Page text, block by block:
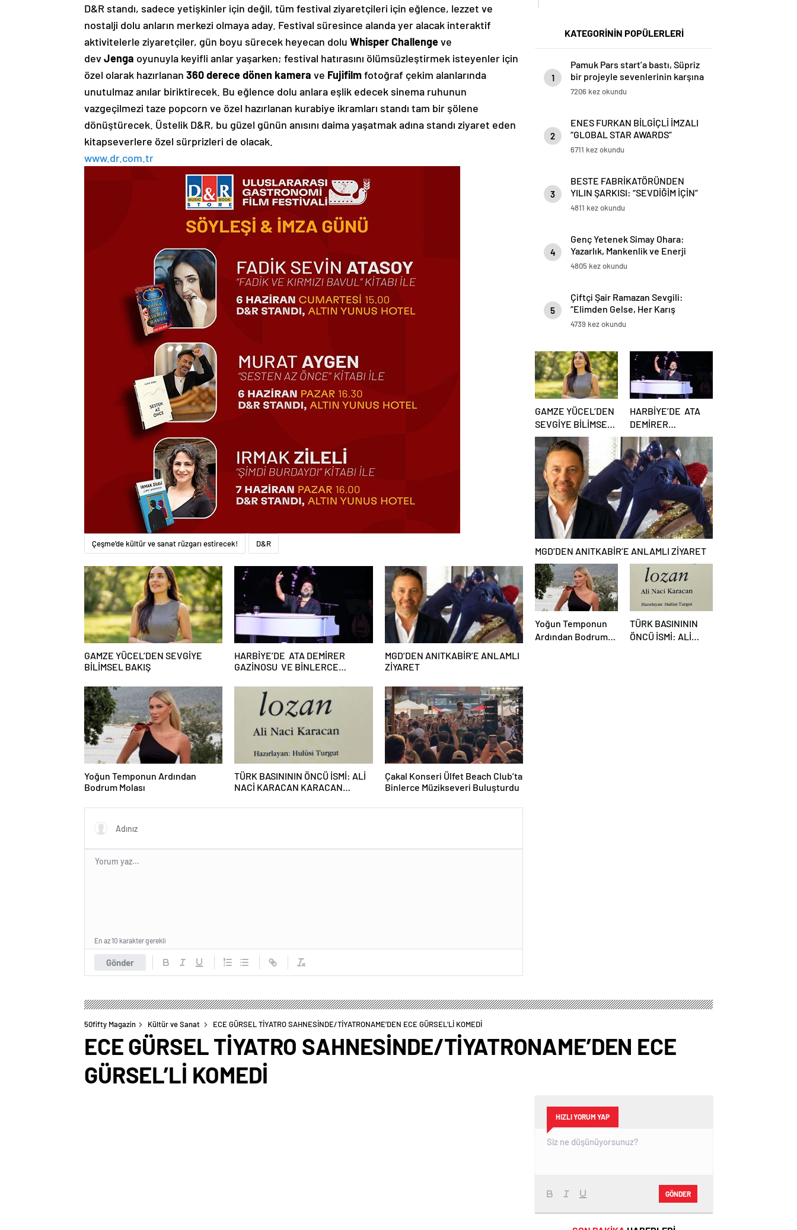
D&R standı, sadece yetişkinler için değil, tüm festival ziyaretçileri için eğlence, lezzet ve
nostalji dolu anların merkezi olmaya aday. Festival süresince alanda yer alacak interaktif
aktivitelerle ziyaretçiler, gün boyu sürecek heyecan dolu Whisper Challengeve
devJenga oyunuyla keyifli anlar yaşarken; festival hatırasını ölümsüzleştirmek isteyenler için
özel olarak hazırlanan 360 derece dönen kamera ve Fujifilmfotoğraf çekim alanlarında
unutulmaz anılar biriktirecek. Bu eğlence dolu anlara eşlik edecek sinema ruhunun
vazgeçilmezi taze popcorn ve özel hazırlanan kurabiye ikramları standı tam bir şölene
dönüştürecek. Üstelik D&R, bu güzel günün anısını daima yaşatmak adına standı ziyaret eden
kitapseverlere özel sürprizleri de olacak.
www.dr.com.tr
Çeşme’de kültür ve sanat rüzgarı estirecek! D&R
GAMZE YÜCEL’DEN SEVGİYE
BİLİMSEL BAKIŞ
HARBİYE’DE ATA DEMİRER
GAZİNOSU VE BİNLERCE
MGD’DEN ANITKABİR’E ANLAMLI
ZİYARET
Yoğun Temponun Ardından
Bodrum Molası
TÜRK BASINININ ÖNCÜ İSMİ: ALİ
NACİ KARACAN KARACAN
KULLANDI
Çakal Konseri Ülfet Beach Club’ta
Binlerce Müzikseveri Buluşturdu
Gönder
En az 10 karakter gerekli
KATEGORİNİN POPÜLERLERİ
1
Pamuk Pars start’a bastı, Süpriz
bir projeyle sevenlerinin karşına
cıkmaya hazırlanıyor
7206 kez okundu
2
ENES FURKAN BİLGİÇLİ İMZALI
“GLOBAL STAR AWARDS”
GÖRKEMLİ TÖRENLE
6711 kez okundu
3
BESTE FABRİKATÖRÜNDEN
YILIN ŞARKISI: “SEVDİĞİM İÇİN”
4811 kez okundu
4
Genç Yetenek Simay Ohara:
Yazarlık, Mankenlik ve Enerji
Terapisinde Yeni Ufuklar Açıyor
4805 kez okundu
5
Çiftçi Şair Ramazan Sevgili:
“Elimden Gelse, Her Karış
Toprağa Buğday Eker Gibi Kitap
4739 kez okundu
GAMZE YÜCEL’DEN
SEVGİYE BİLİMSEL
BAKIŞ
HARBİYE’DE ATA
DEMİRER
GAZİNOSU VE
BİNLERCE
KAHKAHA
MGD’DEN ANITKABİR’E ANLAMLI ZİYARET
Yoğun Temponun
Ardından Bodrum
TÜRK BASINININ
ÖNCÜ İSMİ: ALİ
50fifty Magazin Kültür ve Sanat ECE GÜRSEL TİYATRO SAHNESİNDE/TİYATRONAME’DEN ECE GÜRSEL’Lİ KOMEDİ
ECE GÜRSEL TİYATRO SAHNESİNDE/TİYATRONAME’DEN ECE
GÜRSEL’Lİ KOMEDİ
HIZLI YORUM YAP
GÖNDER